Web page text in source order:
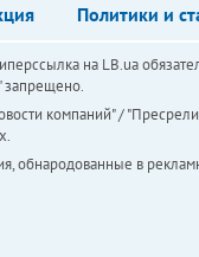
Политики и
на LB.ua
запрещено.
компаний" /
обнародованные в